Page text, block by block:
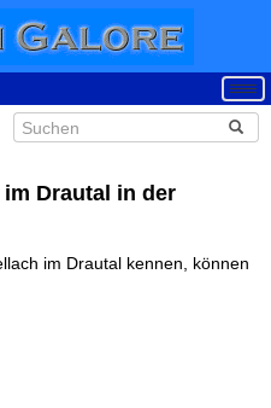
Drautal in der
im Drautal kennen, können